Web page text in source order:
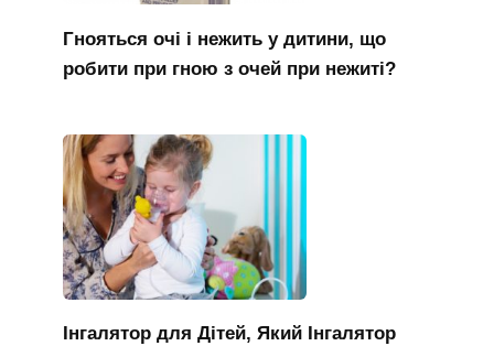
Гнояться очі і нежить у дитини, що
робити при гною з очей при нежиті?
Інгалятор для Дітей, Який Інгалятор